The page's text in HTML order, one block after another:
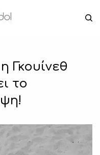
Γκουίνεθ
το